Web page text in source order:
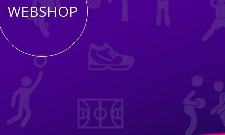
WEBSHOP